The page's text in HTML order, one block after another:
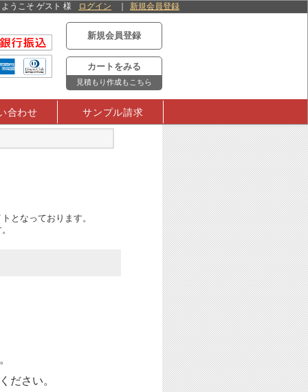
ようこそ ゲスト 様 ログイン 新規会員登録
新規会員登録
カートをみる
見積もり作成もこちら
合わせ サンプル請求
となっております。
ださい。